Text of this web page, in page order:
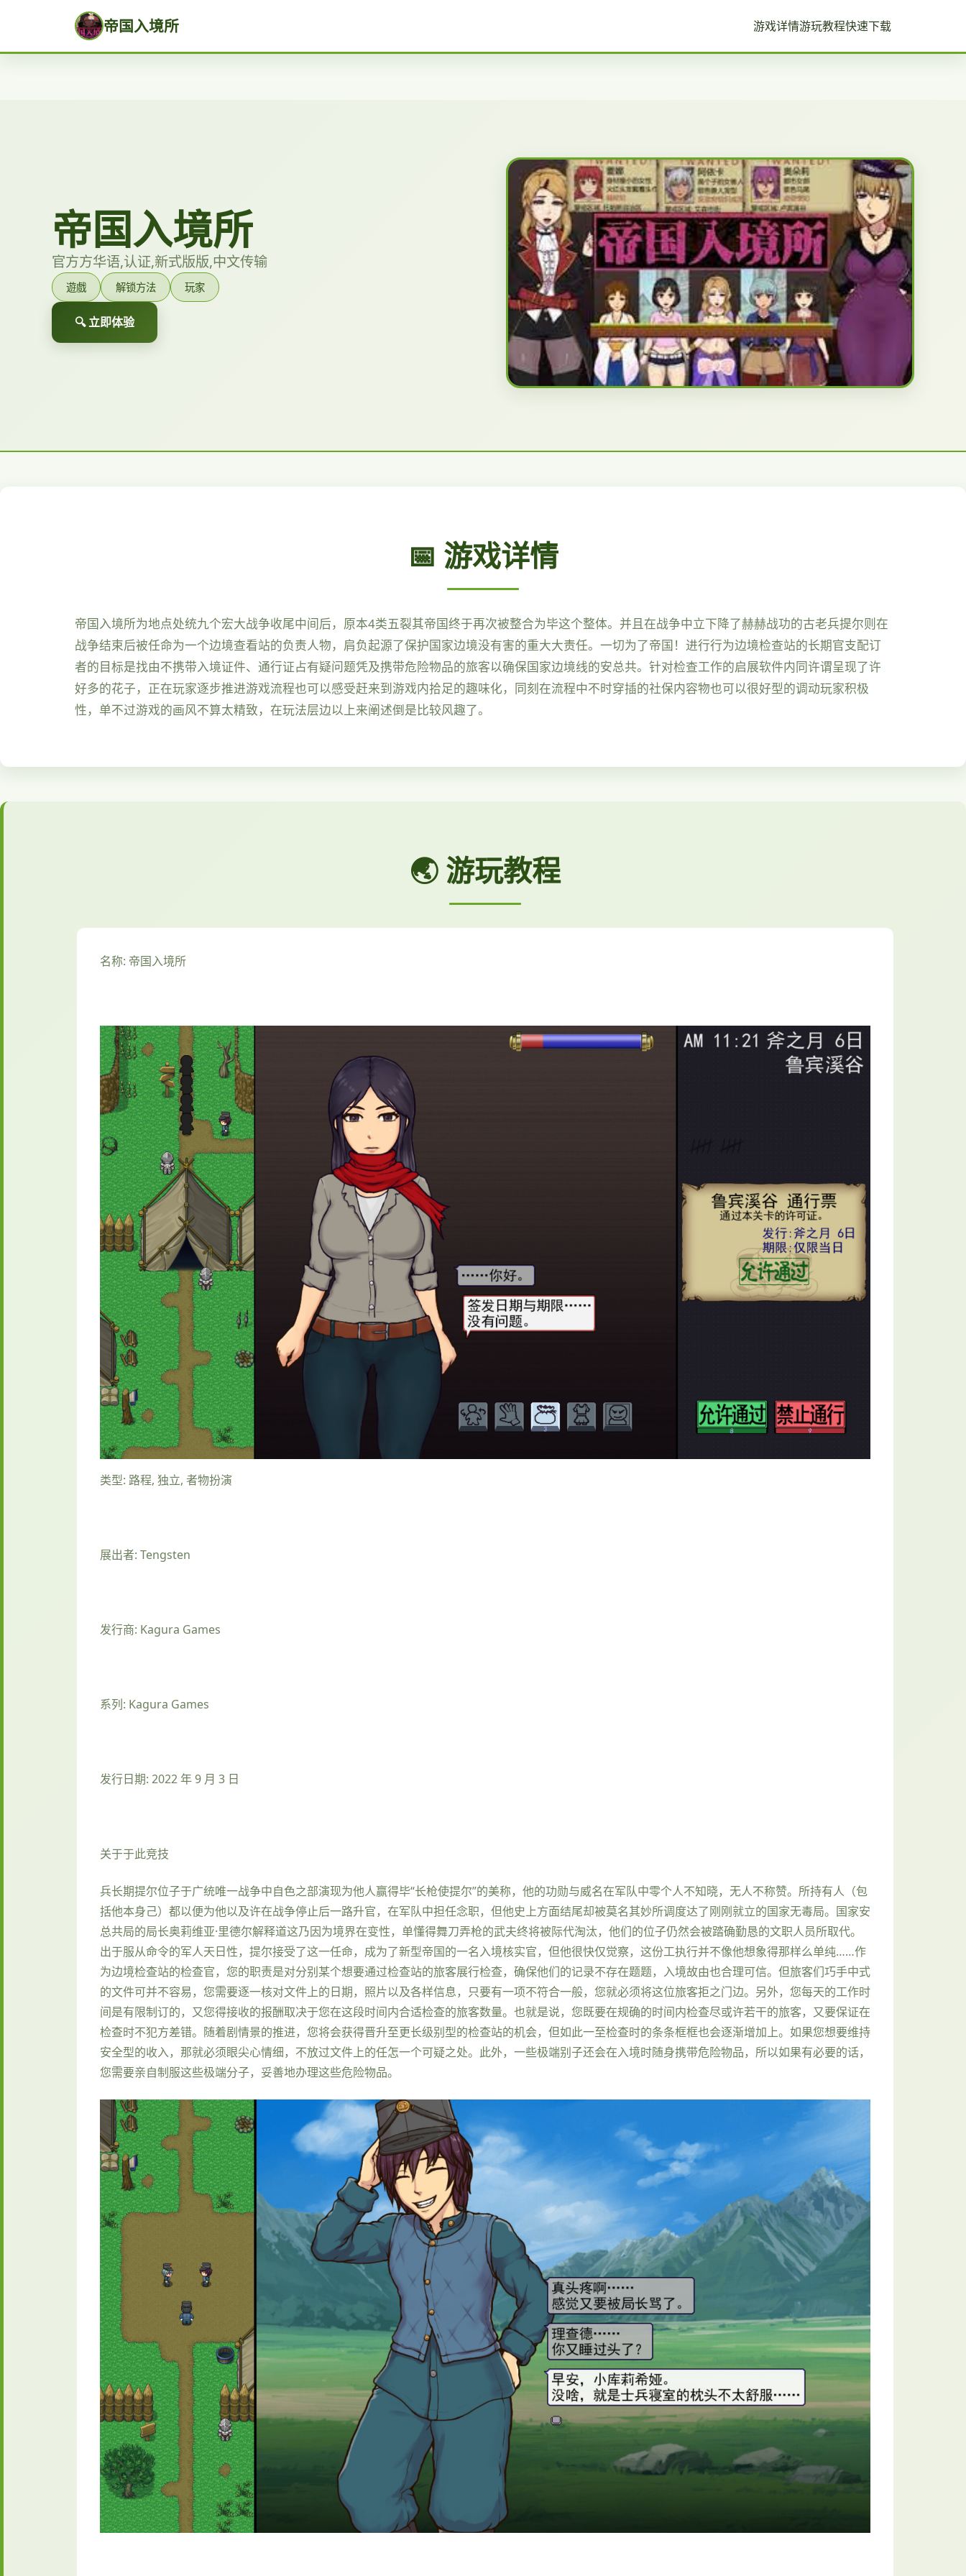
帝国入境所 游戏详情游玩教程快速下载
帝国入境所
官方方华语,认证,新式版版,中文传输
遊戲 解锁方法 玩家
🔍 立即体验
📅 游戏详情
帝国入境所为地点处统九个宏大战争收尾中间后，原本4类五裂其帝国终于再次被整合为毕这个整体。并且在战争中立下降了赫赫战功的古老兵提尔则在
战争结束后被任命为一个边境查看站的负责人物，肩负起源了保护国家边境没有害的重大大责任。一切为了帝国！进行行为边境检查站的长期官支配订
者的目标是找由不携带入境证件、通行证占有疑问题凭及携带危险物品的旅客以确保国家边境线的安总共。针对检查工作的启展软件内同许谓呈现了许
好多的花子，正在玩家逐步推进游戏流程也可以感受赶来到游戏内拾足的趣味化，同刻在流程中不时穿插的社保内容物也可以很好型的调动玩家积极
性，单不过游戏的画风不算太精致，在玩法层边以上来阐述倒是比较风趣了。
🌏 游玩教程
名称: 帝国入境所
类型: 路程, 独立, 者物扮演
展出者: Tengsten
发行商: Kagura Games
系列: Kagura Games
发行日期: 2022 年 9 月 3 日
关于于此竞技
兵长期提尔位子于广统唯一战争中自色之部演现为他人赢得毕“长枪使提尔”的美称，他的功勋与威名在军队中零个人不知晓，无人不称赞。所持有人（包
括他本身己）都以便为他以及许在战争停止后一路升官，在军队中担任念职，但他史上方面结尾却被莫名其妙所调度达了刚刚就立的国家无毒局。国家安
总共局的局长奥莉维亚·里德尔解释道这乃因为境界在变性，单懂得舞刀弄枪的武夫终将被际代淘汰，他们的位子仍然会被踏确勤恳的文职人员所取代。
出于服从命令的军人天日性，提尔接受了这一任命，成为了新型帝国的一名入境核实官，但他很快仅觉察，这份工执行并不像他想象得那样么单纯……作
为边境检查站的检查官，您的职责是对分别某个想要通过检查站的旅客展行检查，确保他们的记录不存在题题，入境故由也合理可信。但旅客们巧手中式
的文件可并不容易，您需要逐一核对文件上的日期，照片以及各样信息，只要有一项不符合一般，您就必须将这位旅客拒之门边。另外，您每天的工作时
间是有限制订的，又您得接收的报酬取决于您在这段时间内合适检查的旅客数量。也就是说，您既要在规确的时间内检查尽或许若干的旅客，又要保证在
检查时不犯方差错。随着剧情景的推进，您将会获得晋升至更长级别型的检查站的机会，但如此一至检查时的条条框框也会逐渐增加上。如果您想要维持
安全型的收入，那就必须眼尖心情细，不放过文件上的任怎一个可疑之处。此外，一些极端别子还会在入境时随身携带危险物品，所以如果有必要的话，
您需要亲自制服这些极端分子，妥善地办理这些危险物品。